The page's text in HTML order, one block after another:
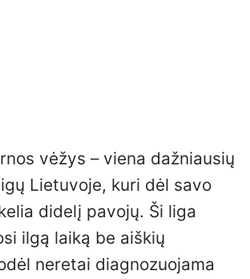
vėžys – viena dažniausių
Lietuvoje, kuri dėl savo
didelį pavojų. Ši liga
ilgą laiką be aiškių
neretai diagnozuojama